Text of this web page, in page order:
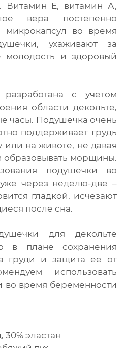
Витамин Е, витамин А,
вера постепенно
микрокапсул во время
ухаживают за
молодость и здоровый
с учетом
области декольте,
часы. Подушечка очень
поддерживает грудь
или на животе, не давая
образовывать морщины.
подушечки во
через неделю-две –
гладкой, исчезают
после сна.
для декольте
в плане сохранения
груди и защита ее от
использовать
во время беременности
30% эластан